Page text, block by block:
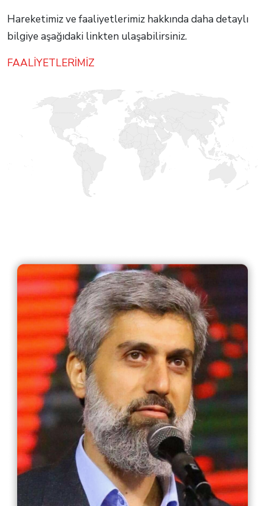
Hareketimiz ve faaliyetlerimiz hakkında daha detaylı
bilgiye aşağıdaki linkten ulaşabilirsiniz.
FAALİYETLERİMİZ